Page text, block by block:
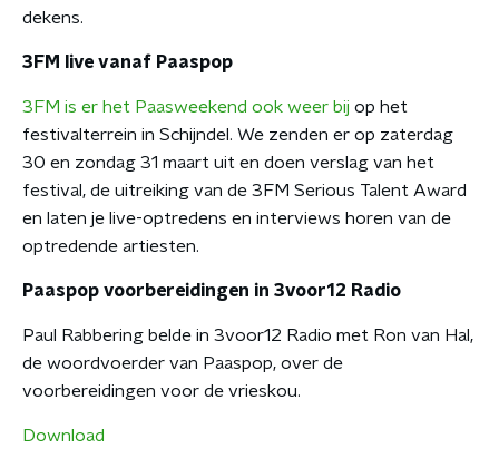
dekens.
3FM live vanaf Paaspop
3FM is er het Paasweekend ook weer bij op het
festivalterrein in Schijndel. We zenden er op zaterdag
30 en zondag 31 maart uit en doen verslag van het
festival, de uitreiking van de 3FM Serious Talent Award
en laten je live-optredens en interviews horen van de
optredende artiesten.
Paaspop voorbereidingen in 3voor12 Radio
Paul Rabbering belde in 3voor12 Radio met Ron van Hal,
de woordvoerder van Paaspop, over de
voorbereidingen voor de vrieskou.
Download